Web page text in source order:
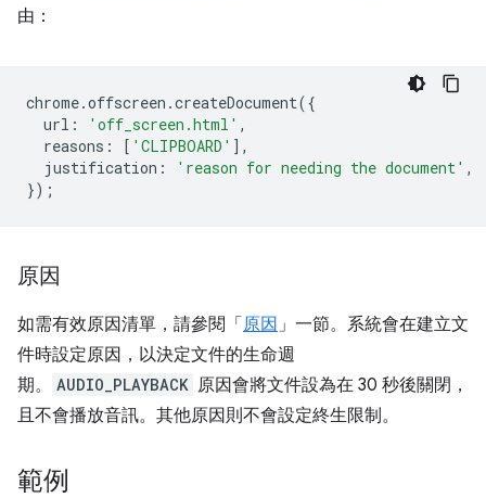
由：
chrome.offscreen .createDocument({
url : 'off_screen.html' ,
reasons : [ 'CLIPBOARD' ],
justification : 'reason for needing the document' ,
});
原因
如需有效原因清單，請參閱「 原因 」一節。系統會在建立文
件時設定原因，以決定文件的生命週
期。
AUDIO_PLAYBACK 原因會將文件設為在 30 秒後關閉，
且不會播放音訊。其他原因則不會設定終生限制。
範例